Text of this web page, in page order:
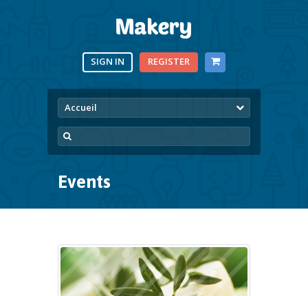
SIGN IN REGISTER
Accueil
Events